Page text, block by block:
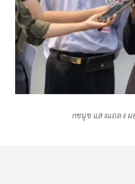
กชนุช แสงแถลง